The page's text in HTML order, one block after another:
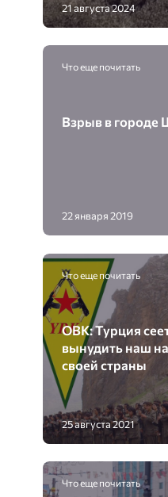
21 августа 2024
Что еще почитать
Взрыв в городе
22 января 2019
Что еще почитать
ОВК: Турция
вынудить наш
своей страны
25 августа 2021
Что еще почитать